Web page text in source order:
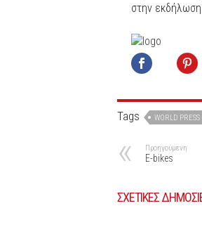
στην
Tags WORLD
Προηγούμενη
Ε-bikes
ΣΧΕΤΙΚΕΣ